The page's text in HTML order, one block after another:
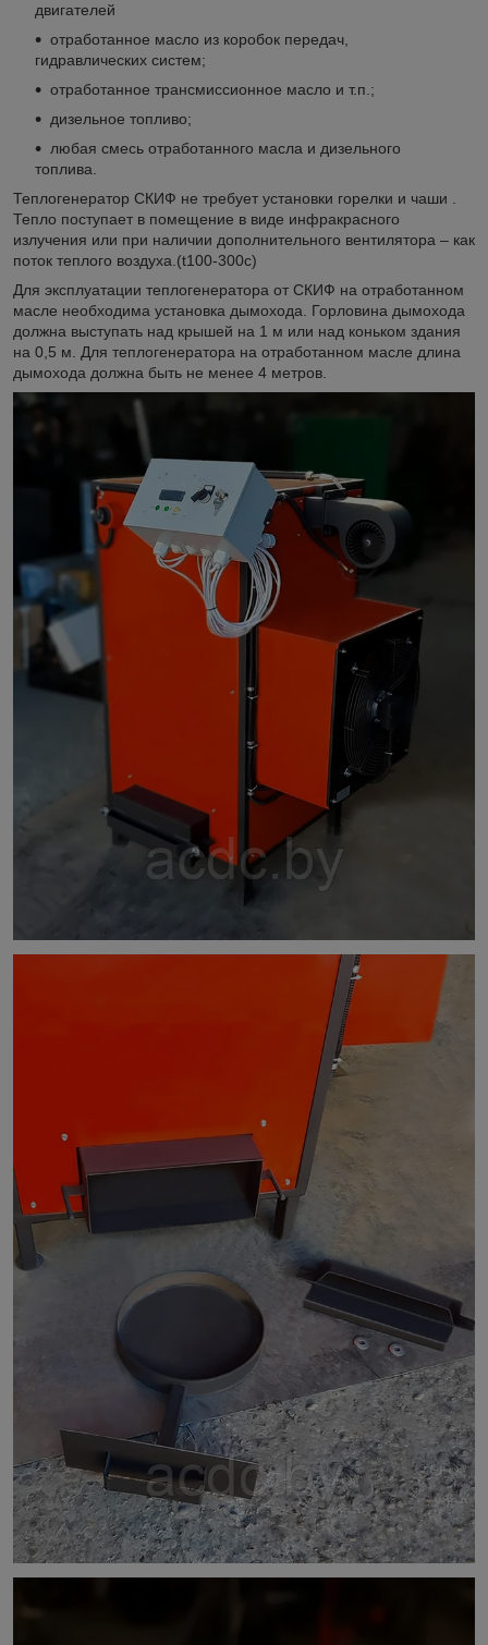
двигателей
отработанное масло из коробок передач,
гидравлических систем;
отработанное трансмиссионное масло и т.п.;
дизельное топливо;
любая смесь отработанного масла и дизельного
топлива.
Теплогенератор СКИФ не требует установки горелки и чаши .
Тепло поступает в помещение в виде инфракрасного
излучения или при наличии дополнительного вентилятора – как
поток теплого воздуха.(t100-300c)
Для эксплуатации теплогенератора от СКИФ на отработанном
масле необходима установка дымохода. Горловина дымохода
должна выступать над крышей на 1 м или над коньком здания
на 0,5 м. Для теплогенератора на отработанном масле длина
дымохода должна быть не менее 4 метров.